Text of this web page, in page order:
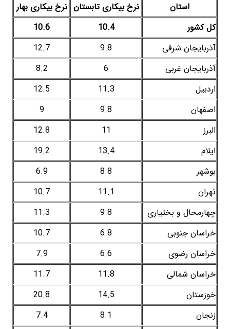
استان نرخ بیکاری تابستان نرخ بیکاری بهار
کل کشور
10.4
10.6
آذربایجان شرقی
9.8
12.7
آذربایجان غربی
6
8.2
اردبیل
11.3
12.5
اصفهان
9.8
9
البرز
11
12.8
ایلام
13.4
19.2
بوشهر
8.8
6.9
تهران
11.1
10.7
چهارمحال و بختیاری
9.8
11.3
خراسان جنوبی
6.8
10.7
خراسان رضوی
6.6
7.9
خراسان شمالی
11.8
11.7
خوزستان
14.5
20.8
زنجان
8.1
7.4